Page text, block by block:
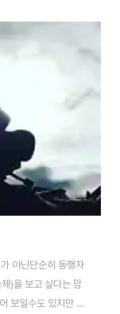
야크 머리. Tagong
오는 곳. 평화롭
기전 지상에 있던
면 내가 언제 지상
아닌단순히 동행자
)을 보고 싶다는 맘
보일수도 있지만 이